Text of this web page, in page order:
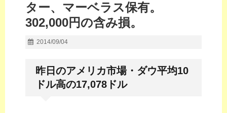
ター、マーベラス保有。
302,000円の含み損。
2014/09/04
昨日のアメリカ市場・ダウ平均10
ドル高の17,078ドル